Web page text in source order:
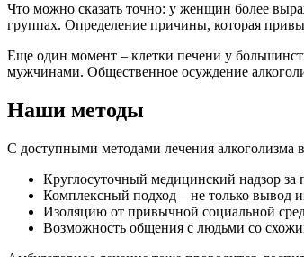
Что можно сказать точно: у женщин более
группах. Определение причины, которая
Еще один момент – клетки печени у
мужчинами. Общественное осуждение
Наши методы
С доступными методами лечения
Круглосуточный медицинский надзор за
Комплексный подход – не только вывод
Изоляцию от привычной социальной
Возможность общения с людьми со